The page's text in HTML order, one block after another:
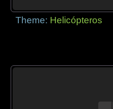
Theme: Helicópteros